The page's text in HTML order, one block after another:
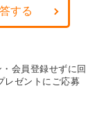
する
会員登録せずに回
レゼントにご応募